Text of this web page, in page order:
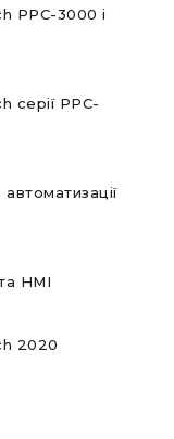
PPC-3000 і
серії PPC-
HMI
2020